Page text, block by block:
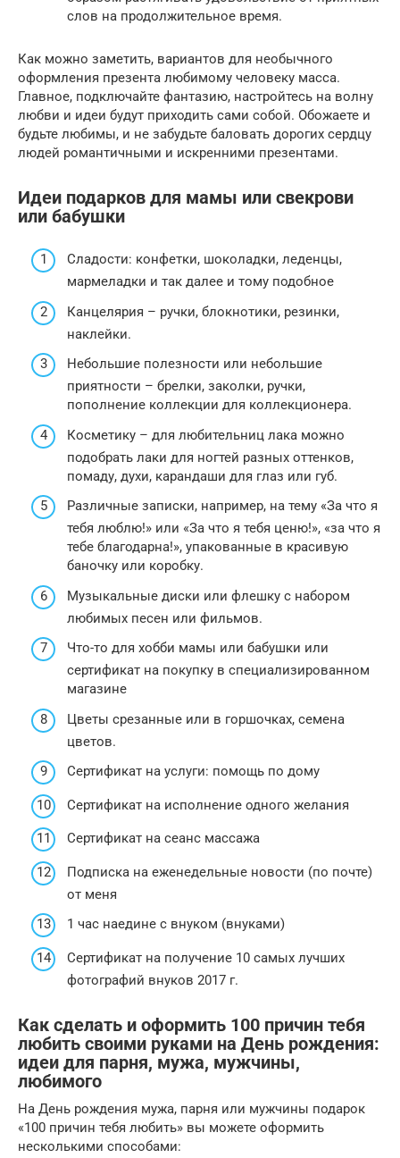
слов на продолжительное время.
Как можно заметить, вариантов для необычного
оформления презента любимому человеку масса.
Главное, подключайте фантазию, настройтесь на волну
любви и идеи будут приходить сами собой. Обожаете и
будьте любимы, и не забудьте баловать дорогих сердцу
людей романтичными и искренними презентами.
Идеи подарков для мамы или свекрови
или бабушки
Сладости: конфетки, шоколадки, леденцы,
мармеладки и так далее и тому подобное
Канцелярия – ручки, блокнотики, резинки,
наклейки.
Небольшие полезности или небольшие
приятности – брелки, заколки, ручки,
пополнение коллекции для коллекционера.
Косметику – для любительниц лака можно
подобрать лаки для ногтей разных оттенков,
помаду, духи, карандаши для глаз или губ.
Различные записки, например, на тему «За что я
тебя люблю!» или «За что я тебя ценю!», «за что я
тебе благодарна!», упакованные в красивую
баночку или коробку.
Музыкальные диски или флешку с набором
любимых песен или фильмов.
Что-то для хобби мамы или бабушки или
сертификат на покупку в специализированном
магазине
Цветы срезанные или в горшочках, семена
цветов.
Сертификат на услуги: помощь по дому
Сертификат на исполнение одного желания
Сертификат на сеанс массажа
Подписка на еженедельные новости (по почте)
от меня
1 час наедине с внуком (внуками)
Сертификат на получение 10 самых лучших
фотографий внуков 2017 г.
Как сделать и оформить 100 причин тебя
любить своими руками на День рождения:
идеи для парня, мужа, мужчины,
любимого
На День рождения мужа, парня или мужчины подарок
«100 причин тебя любить» вы можете оформить
несколькими способами: